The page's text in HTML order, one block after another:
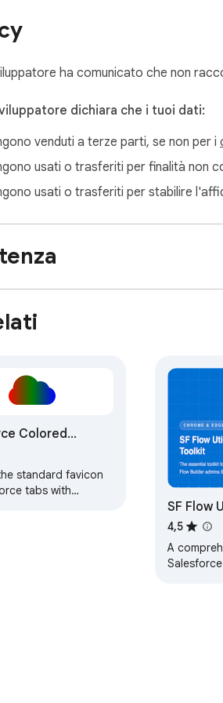
ha comunicato che non
dichiara che i tuoi dati:
venduti a terze parti, se non per i
usati o trasferiti per finalità non
usati o trasferiti per stabilire
Colored
standard favicon
tabs with
SF Flow
4,5
A